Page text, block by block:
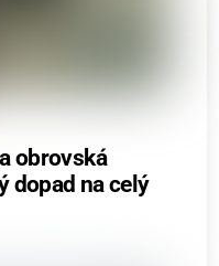
obrovská
dopad na celý